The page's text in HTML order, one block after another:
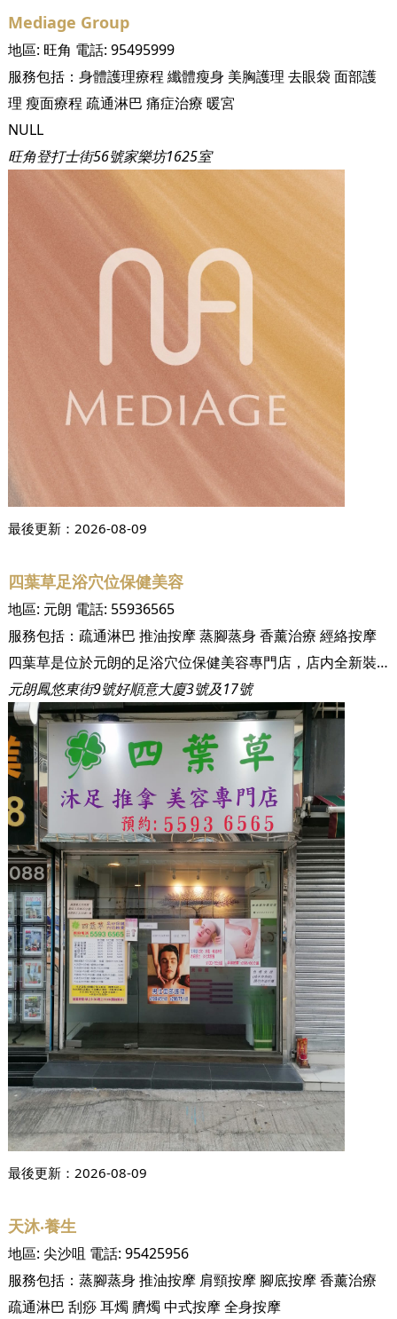
Mediage Group
地區: 旺角 電話: 95495999
服務包括： 身體護理療程 纖體瘦身 美胸護理 去眼袋 面部護
理 瘦面療程 疏通淋巴 痛症治療 暖宮
NULL
旺角登打士街56號家樂坊1625室
最後更新： 2026-08-09
四葉草足浴穴位保健美容
地區: 元朗 電話: 55936565
服務包括： 疏通淋巴 推油按摩蒸腳蒸身香薰治療 經絡按摩
四葉草是位於元朗的足浴穴位保健美容專門店，店内全新裝修，佈置簡約溫馨，環境舒服。四葉草設有獨立房間、雙人房間及洗手間，服務使用本地品牌按摩油及一次性床單，亦嚴格採取防疫抗疫措施。
元朗鳳悠東街9號好順意大廈3號及17號
最後更新： 2026-08-09
天沐‧養生
地區: 尖沙咀 電話: 95425956
服務包括： 蒸腳蒸身推油按摩 肩頸按摩 腳底按摩香薰治療
疏通淋巴 刮痧耳燭 臍燭 中式按摩全身按摩